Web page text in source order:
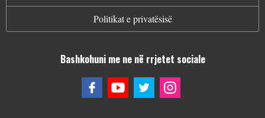
Politikat e privatësisë
Bashkohuni me ne në rrjetet sociale